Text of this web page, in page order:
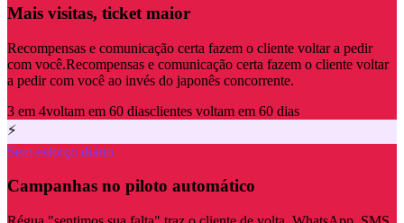
Mais visitas, ticket maior
Recompensas e comunicação certa fazem o cliente voltar a pedir
com você.Recompensas e comunicação certa fazem o cliente voltar
a pedir com você ao invés do japonês concorrente.
3 em 4voltam em 60 diasclientes voltam em 60 dias
⚡
Sem esforço diário
Campanhas no piloto automático